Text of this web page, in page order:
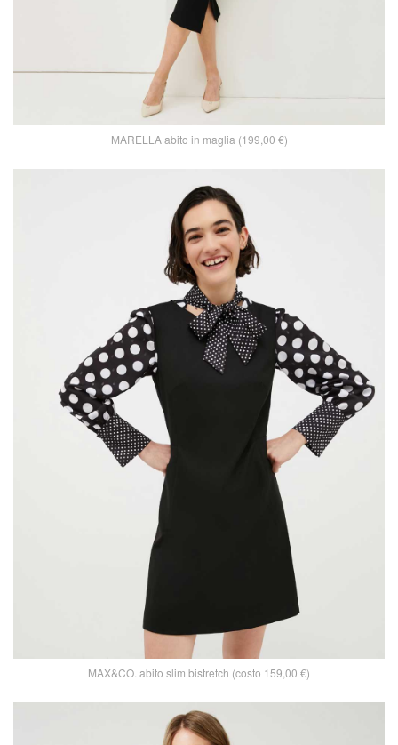
MARELLA abito in maglia (199,00 €)
MAX&CO. abito slim bistretch (costo 159,00 €)